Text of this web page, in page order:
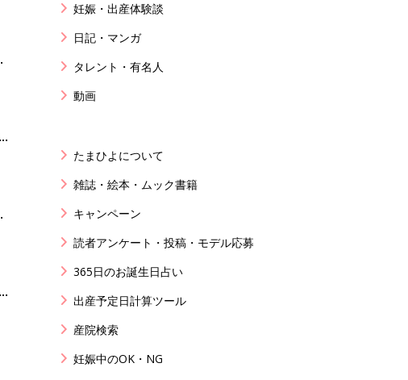
妊娠・出産体験談
日記・マンガ
タレント・有名人
動画
たまひよについて
雑誌・絵本・ムック書籍
キャンペーン
読者アンケート・投稿・モデル応募
365日のお誕生日占い
出産予定日計算ツール
産院検索
妊娠中のOK・NG